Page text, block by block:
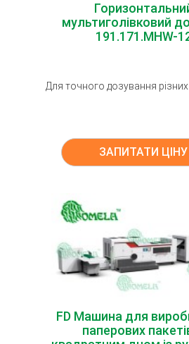
мультиголівковий
191.171.MHW-
Для точного дозування різних
ЗАПИТАТИ ЦІНУ
FD Машина для
паперових